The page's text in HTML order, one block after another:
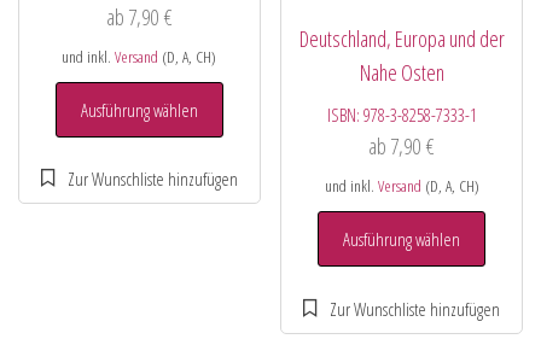
ab 7,90 €
und inkl.Versand (D, A, CH)
Ausführung wählen
Deutschland, Europa und der
Nahe Osten
ISBN: 978-3-8258-7333-1
ab 7,90€
und inkl. Versand (D, A, CH)
Ausführung wählen